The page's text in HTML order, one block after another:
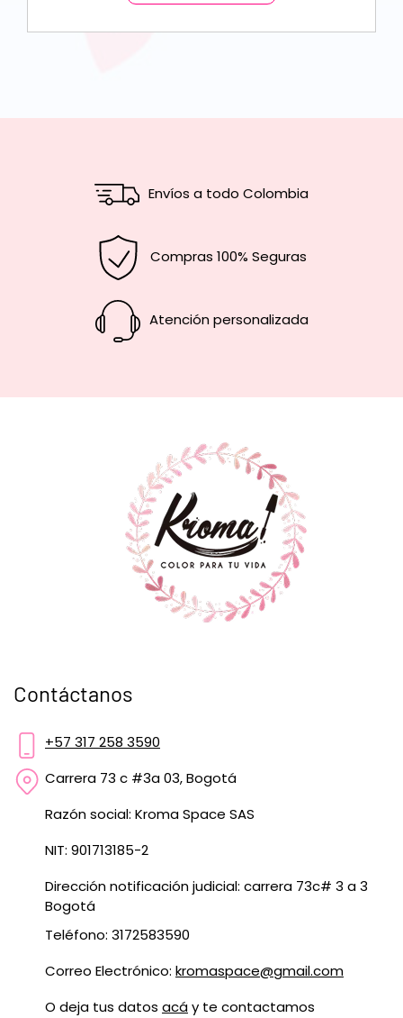
Envíos a todo Colombia
Compras 100% Seguras
Atención personalizada
Contáctanos
+57 317 258 3590
Carrera 73 c #3a 03, Bogotá
Razón social: Kroma Space SAS
NIT: 901713185-2
Dirección notificación judicial: carrera 73c# 3 a 3
Bogotá
Teléfono: 3172583590
Correo Electrónico: kromaspace@gmail.com
O deja tus datos acáy te contactamos